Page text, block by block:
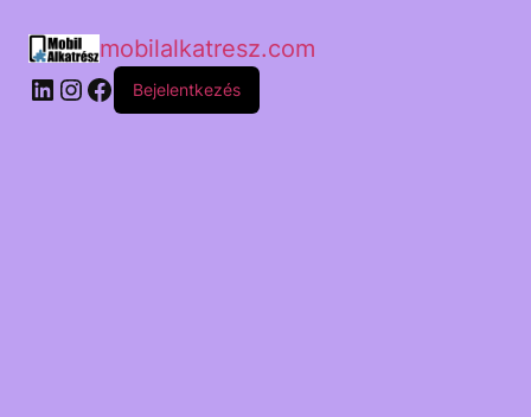
mobilalkatresz.com
Bejelentkezés